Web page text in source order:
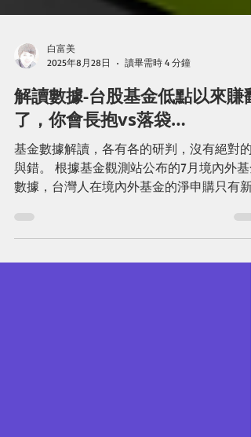
白富美
2025年8月28日
讀畢需時 4 分鐘
解讀數據-台股基金低點以來賺翻
了，你會長抱vs落袋…
基金數據解讀，各有各的研判，沒有絕對的
數據，台灣人在境內外基金的淨申購只有新
幣140億，這是過去三年年新低。其中，境內
基金淨贖回逾81億元，境外基金倒還有222億